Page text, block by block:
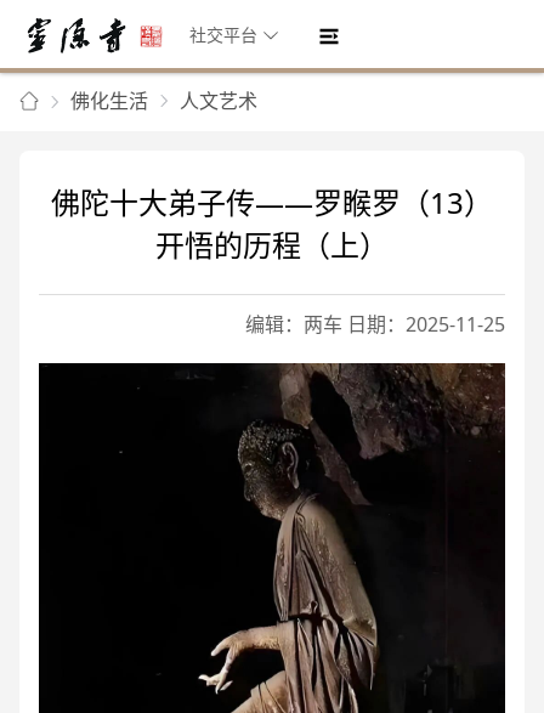
社交平台
佛化生活 人文艺术
佛陀十大弟子传——罗睺罗（13）
开悟的历程（上）
编辑：两车 日期：2025-11-25